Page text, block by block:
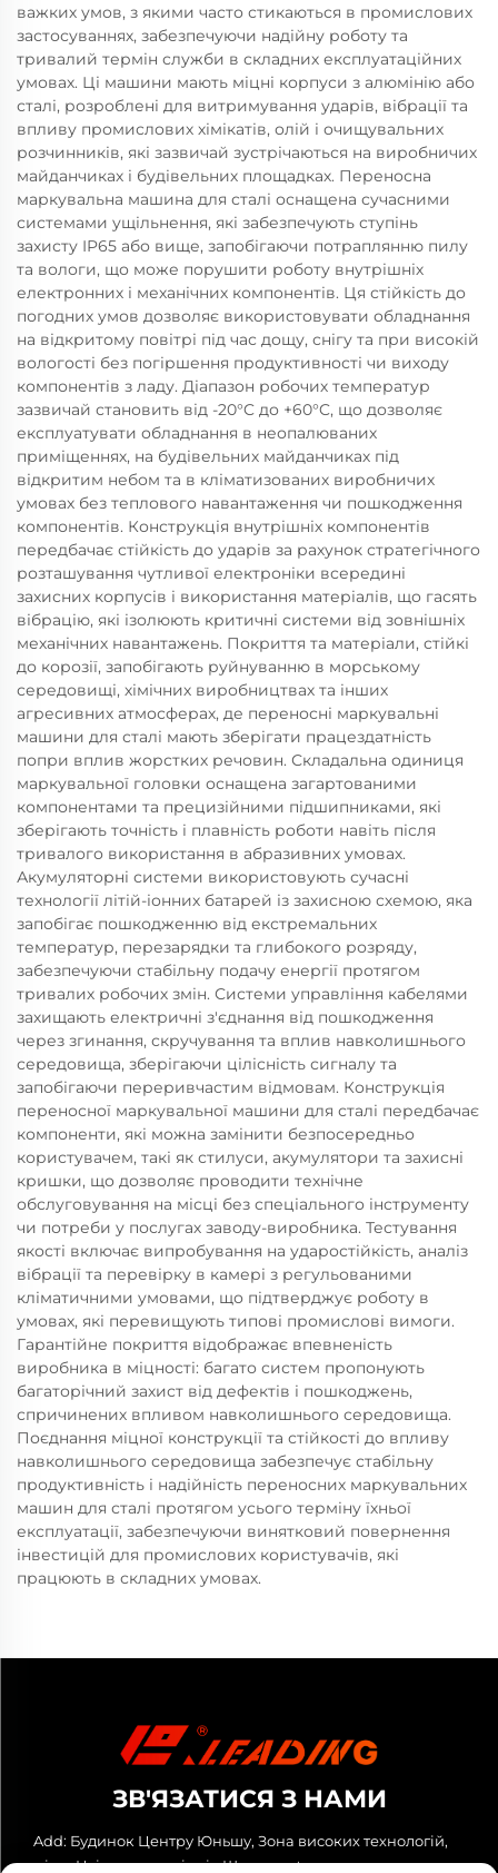
важких умов, з якими часто стикаються в промислових
застосуваннях, забезпечуючи надійну роботу та
тривалий термін служби в складних експлуатаційних
умовах. Ці машини мають міцні корпуси з алюмінію або
сталі, розроблені для витримування ударів, вібрації та
впливу промислових хімікатів, олій і очищувальних
розчинників, які зазвичай зустрічаються на виробничих
майданчиках і будівельних площадках. Переносна
маркувальна машина для сталі оснащена сучасними
системами ущільнення, які забезпечують ступінь
захисту IP65 або вище, запобігаючи потраплянню пилу
та вологи, що може порушити роботу внутрішніх
електронних і механічних компонентів. Ця стійкість до
погодних умов дозволяє використовувати обладнання
на відкритому повітрі під час дощу, снігу та при високій
вологості без погіршення продуктивності чи виходу
компонентів з ладу. Діапазон робочих температур
зазвичай становить від -20°C до +60°C, що дозволяє
експлуатувати обладнання в неопалюваних
приміщеннях, на будівельних майданчиках під
відкритим небом та в кліматизованих виробничих
умовах без теплового навантаження чи пошкодження
компонентів. Конструкція внутрішніх компонентів
передбачає стійкість до ударів за рахунок стратегічного
розташування чутливої електроніки всередині
захисних корпусів і використання матеріалів, що гасять
вібрацію, які ізолюють критичні системи від зовнішніх
механічних навантажень. Покриття та матеріали, стійкі
до корозії, запобігають руйнуванню в морському
середовищі, хімічних виробництвах та інших
агресивних атмосферах, де переносні маркувальні
машини для сталі мають зберігати працездатність
попри вплив жорстких речовин. Складальна одиниця
маркувальної головки оснащена загартованими
компонентами та прецизійними підшипниками, які
зберігають точність і плавність роботи навіть після
тривалого використання в абразивних умовах.
Акумуляторні системи використовують сучасні
технології літій-іонних батарей із захисною схемою, яка
запобігає пошкодженню від екстремальних
температур, перезарядки та глибокого розряду,
забезпечуючи стабільну подачу енергії протягом
тривалих робочих змін. Системи управління кабелями
захищають електричні з'єднання від пошкодження
через згинання, скручування та вплив навколишнього
середовища, зберігаючи цілісність сигналу та
запобігаючи переривчастим відмовам. Конструкція
переносної маркувальної машини для сталі передбачає
компоненти, які можна замінити безпосередньо
користувачем, такі як стилуси, акумулятори та захисні
кришки, що дозволяє проводити технічне
обслуговування на місці без спеціального інструменту
чи потреби у послугах заводу-виробника. Тестування
якості включає випробування на ударостійкість, аналіз
вібрації та перевірку в камері з регульованими
кліматичними умовами, що підтверджує роботу в
умовах, які перевищують типові промислові вимоги.
Гарантійне покриття відображає впевненість
виробника в міцності: багато систем пропонують
багаторічний захист від дефектів і пошкоджень,
спричинених впливом навколишнього середовища.
Поєднання міцної конструкції та стійкості до впливу
навколишнього середовища забезпечує стабільну
продуктивність і надійність переносних маркувальних
машин для сталі протягом усього терміну їхньої
експлуатації, забезпечуючи винятковий повернення
інвестицій для промислових користувачів, які
працюють в складних умовах.
ЗВ'ЯЗАТИСЯ З НАМИ
Add: Будинок Центру Юньшу, Зона високих технологій,
місто Цзінань, провінція Шаньдонґ